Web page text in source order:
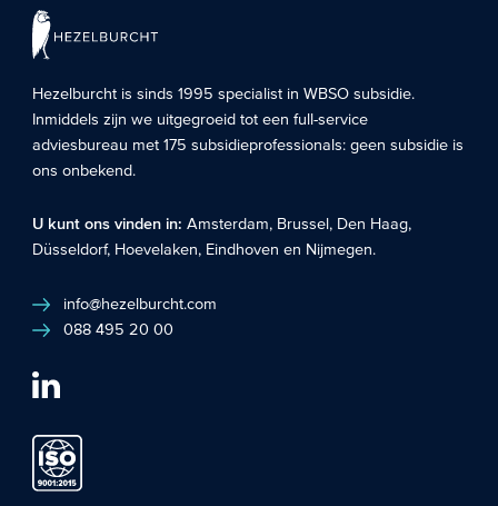
Hezelburcht is sinds 1995 specialist inWBSO subsidie.
Inmiddels zijn we uitgegroeid tot een full-service
adviesbureau met 175 subsidieprofessionals: geen subsidie is
ons onbekend.
U kunt ons vinden in:Amsterdam, Brussel, Den Haag,
Düsseldorf, Hoevelaken, Eindhoven en Nijmegen.
info@hezelburcht.com
088 495 20 00